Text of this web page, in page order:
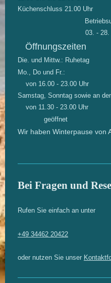
Küchenschluss 21.00 Uhr
03. - 28.
Öffnungszeiten
Die. und Mittw.: Ruhetag
Mo., Do und Fr.:
von 16.00 - 23.00 Uhr
Samstag, Sonntag sowie an
von 11.30 - 23.00 Uhr
geöffnet
Wir haben Winterpause von
Bei Fragen und
Rufen Sie einfach an unter
+49 34462 20422
oder nutzen Sie unser